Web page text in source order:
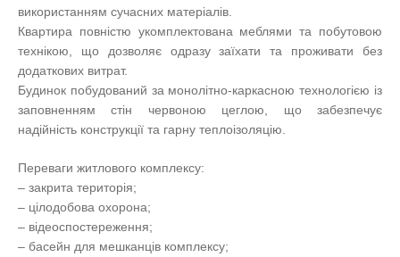
використанням сучасних матеріалів.
Квартира повністю укомплектована меблями та побутовою
технікою, що дозволяє одразу заїхати та проживати без
додаткових витрат.
Будинок побудований за монолітно-каркасною технологією із
заповненням стін червоною цеглою, що забезпечує
надійність конструкції та гарну теплоізоляцію.
Переваги житлового комплексу:
– закрита територія;
– цілодобова охорона;
– відеоспостереження;
– басейн для мешканців комплексу;